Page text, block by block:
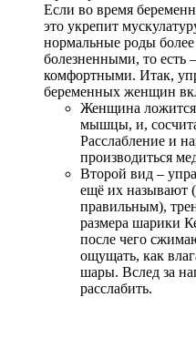
Если во время
это укрепит
нормальные роды
болезненными, то есть
комфортными. Итак,
беременных женщин
Женщина ложится
мышцы, и,
Расслабление и
производиться
Второй вид –
ещё их называют
правильным),
размера шарики
после чего
ощущать, как
шары. Вслед за
расслабить.